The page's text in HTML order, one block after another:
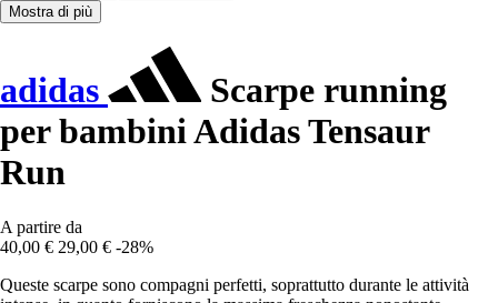
Mostra di più
adidas
Scarpe running
per bambini Adidas Tensaur
Run
A partire da
40,00 € 29,00 € -28%
Queste scarpe sono compagni perfetti, soprattutto durante le attività